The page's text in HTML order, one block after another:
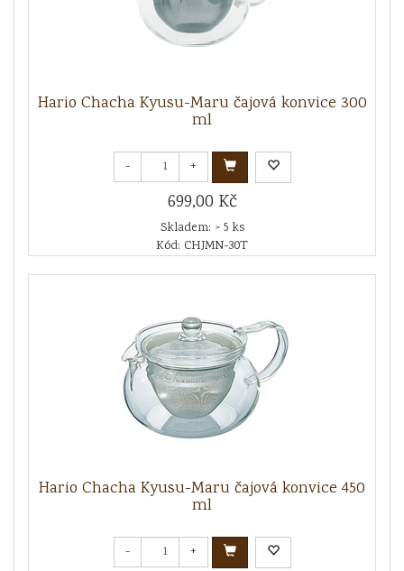
Hario Chacha Kyusu-Maru čajová konvice 300
ml
- +
699,00 Kč
Skladem: > 5 ks
Kód: CHJMN-30T
Hario Chacha Kyusu-Maru čajová konvice 450
ml
- +